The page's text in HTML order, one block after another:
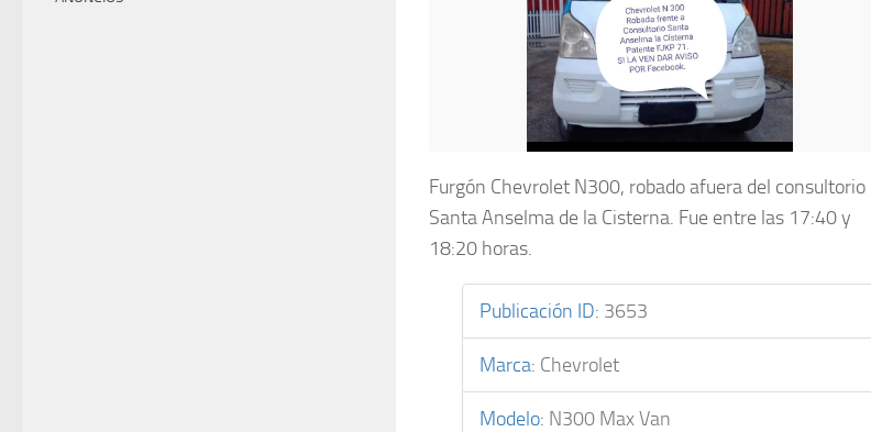
Furgón Chevrolet N300, robado afuera del consultorio
Santa Anselma de la Cisterna. Fue entre las 17:40 y
18:20 horas.
Publicación ID: 3653
Marca: Chevrolet
Modelo: N300 Max Van